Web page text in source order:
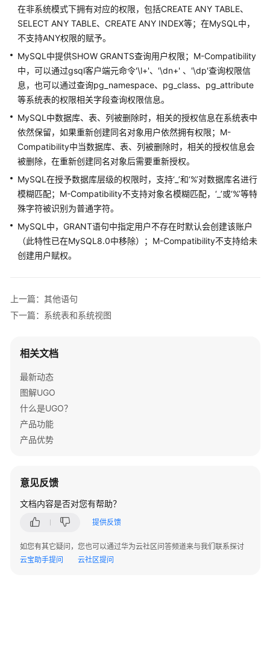
式
版
本
兼
容
性
说
明
GaussDB
中
式
版
本
MySQL
兼
性
MySQL
B
据
库
兼
容
性
M-
在非系统模式下拥有对应的权限，包括CREATE ANY TABLE、
SELECT ANY TABLE、CREATE ANY INDEX等；在MySQL中，
不支持ANY权限的赋予。
MySQL中提供SHOW GRANTS查询用户权限；M-Compatibility
中，可以通过gsql客户端元命令'\l+'、'\dn+' 、'\dp'查询权限信
息，也可以通过查询pg_namespace、pg_class、pg_attribute
等系统表的权限相关字段查询权限信息。
MySQL中数据库、表、列被删除时，相关的授权信息在系统表中
依然保留，如果重新创建同名对象用户依然拥有权限；M-
Compatibility中当数据库、表、列被删除时，相关的授权信息会
被删除，在重新创建同名对象后需要重新授权。
MySQL在授予数据库层级的权限时，支持‘_’和‘%’对数据库名进行
模糊匹配；M-Compatibility不支持对象名模糊匹配，‘_’或‘%’等特
殊字符被识别为普通字符。
MySQL中，GRANT语句中指定用户不存在时默认会创建该账户
（此特性已在MySQL8.0中移除）；M-Compatibility不支持给未
创建用户赋权。
上一篇：其他语句
下一篇：系统表和系统视图
相关文档
最新动态
图解UGO
什么是UGO？
产品功能
产品优势
意见反馈
文档内容是否对您有帮助？
提供反馈
如您有其它疑问，您也可以通过华为云社区问答频道来与我们联系探讨
云宝助手提问
云社区提问